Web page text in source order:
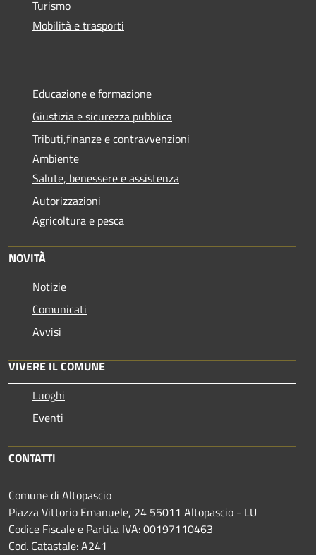
Turismo
Mobilità e trasporti
Educazione e formazione
Giustizia e sicurezza pubblica
Tributi,finanze e contravvenzioni
Ambiente
Salute, benessere e assistenza
Autorizzazioni
Agricoltura e pesca
NOVITÀ
Notizie
Comunicati
Avvisi
VIVERE IL COMUNE
Luoghi
Eventi
CONTATTI
Comune di Altopascio
Piazza Vittorio Emanuele, 24 55011 Altopascio - LU
Codice Fiscale e Partita IVA: 00197110463
Cod. Catastale: A241